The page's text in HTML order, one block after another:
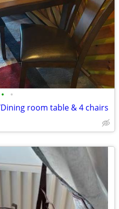
• •
room table & 4 chairs